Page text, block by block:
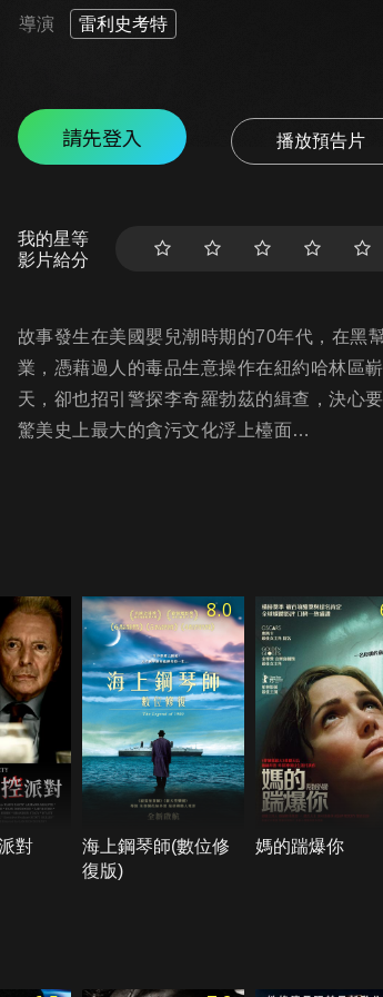
導演 雷利史考特
請先登入 播放預告片
我的星等
影片給分
故事發生在美國嬰兒潮時期的70年代，在黑
業，憑藉過人的毒品生意操作在紐約哈林區
天，卻也招引警探李奇羅勃茲的緝查，決心
驚美史上最大的貪污文化浮上檯面…
對
8.0
海上鋼琴師(數位修
復版)
媽的踹爆你